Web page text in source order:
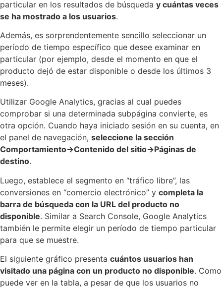
particular en los resultados de búsqueda y cuántas veces
se ha mostrado a los usuarios.
Además, es sorprendentemente sencillo seleccionar un
período de tiempo específico que desee examinar en
particular (por ejemplo, desde el momento en que el
producto dejó de estar disponible o desde los últimos 3
meses).
Utilizar Google Analytics, gracias al cual puedes
comprobar si una determinada subpágina convierte, es
otra opción. Cuando haya iniciado sesión en su cuenta, en
el panel de navegación, seleccione la sección
Comportamiento→Contenido del sitio→Páginas de
destino.
Luego, establece el segmento en “tráfico libre”, las
conversiones en “comercio electrónico” y completa la
barra de búsqueda con la URL del producto no
disponible. Similar a Search Console, Google Analytics
también le permite elegir un período de tiempo particular
para que se muestre.
El siguiente gráfico presenta cuántos usuarios han
visitado una página con un producto no disponible. Como
puede ver en la tabla, a pesar de que los usuarios no